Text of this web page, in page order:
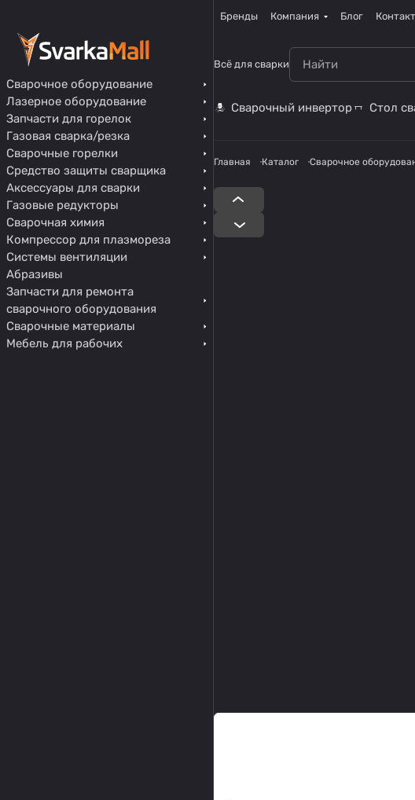
Бренды Компания Блог
Всё для сварки
Сварочный инвертор Стол
Главная Каталог Сварочное
Сварочное оборудование
Лазерное оборудование
Запчасти для горелок
Газовая сварка/резка
Сварочные горелки
Средство защиты сварщика
Аксессуары для сварки
Газовые редукторы
Сварочная химия
Компрессор для плазмореза
Системы вентиляции
Абразивы
Запчасти для ремонта
сварочного оборудования
Сварочные материалы
Мебель для рабочих